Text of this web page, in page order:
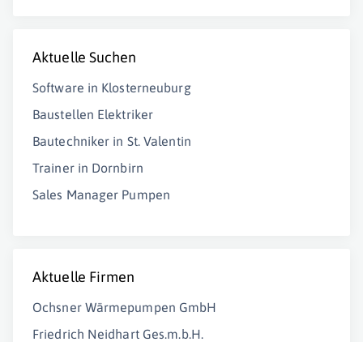
Aktuelle Suchen
Software in Klosterneuburg
Baustellen Elektriker
Bautechniker in St. Valentin
Trainer in Dornbirn
Sales Manager Pumpen
Aktuelle Firmen
Ochsner Wärmepumpen GmbH
Friedrich Neidhart Ges.m.b.H.